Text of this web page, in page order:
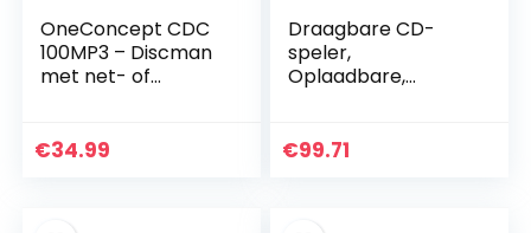
OneConcept CDC
100MP3 – Discman
met net- of
CD-R, CD-RW en
€34.99
Draagbare CD-
speler,
Oplaadbare,
Persoonlijke CD-
€99.71